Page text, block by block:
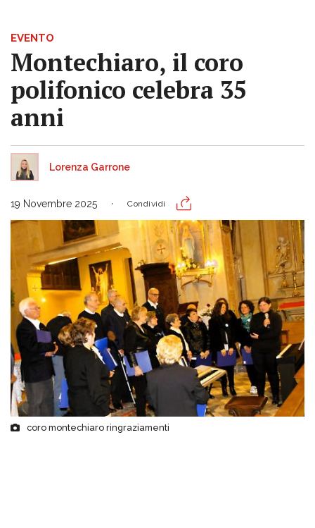
EVENTO
Montechiaro, il coro
polifonico celebra 35
anni
Lorenza Garrone
19 Novembre 2025 Condividi
coro montechiaro ringraziamenti